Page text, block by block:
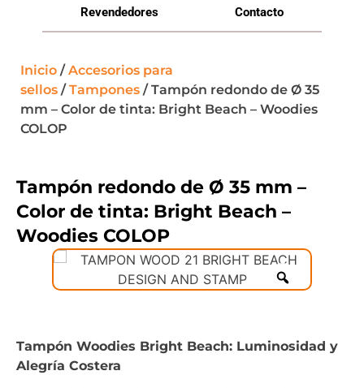
Revendedores Contacto
Inicio /Accesorios para
sellos /Tampones / Tampón redondo de Ø 35
mm – Color de tinta: Bright Beach – Woodies
COLOP
Tampón redondo de Ø 35 mm –
Color de tinta: Bright Beach –
Woodies COLOP
Tampón Woodies Bright Beach: Luminosidad y
Alegría Costera